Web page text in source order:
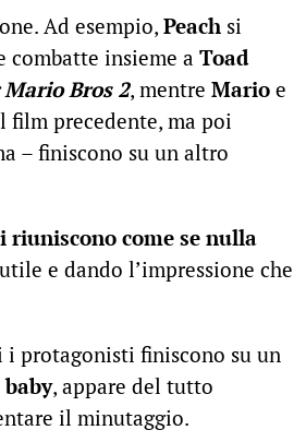
Ad esempio, Peach si
combatte insieme a Toad
Mario Bros 2, mentre Mario e
precedente, ma poi
– finiscono su un altro
come se nulla
e dando l’impressione che
i protagonisti finiscono su un
baby, appare del tutto
il minutaggio.